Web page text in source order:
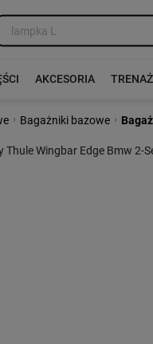
AKCESORIA
› Bagażniki bazowe ›